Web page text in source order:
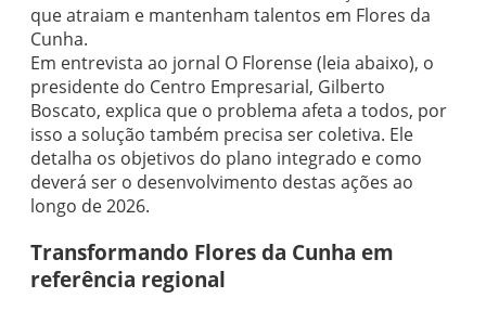
que atraiam e mantenham talentos em Flores da
Cunha.
Em entrevista ao jornal O Florense (leia abaixo), o
presidente do Centro Empresarial, Gilberto
Boscato, explica que o problema afeta a todos, por
isso a solução também precisa ser coletiva. Ele
detalha os objetivos do plano integrado e como
deverá ser o desenvolvimento destas ações ao
longo de 2026.
Transformando Flores da Cunha em
referência regional